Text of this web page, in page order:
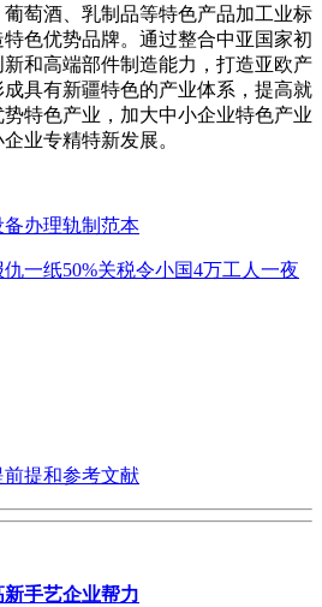
萄酒、乳制品等特色产品加工业标
色优势品牌。通过整合中亚国家初
和高端部件制造能力，打造亚欧产
具有新疆特色的产业体系，提高就
特色产业，加大中小企业特色产业
业专精特新发展。
办理轨制范本
一纸50%关税令小国4万工人一夜
提和参考文献
手艺企业帮力